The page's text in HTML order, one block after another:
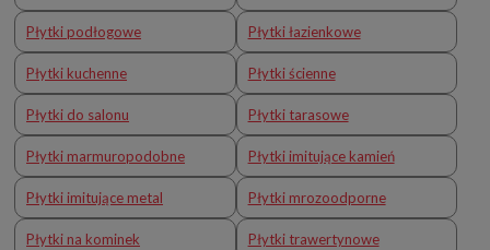
Płytki podłogowe Płytki łazienkowe
Płytki kuchenne Płytki ścienne
Płytki do salonu Płytki tarasowe
Płytki marmuropodobne Płytki imitujące kamień
Płytki imitujące metal Płytki mrozoodporne
Płytki na kominek Płytki trawertynowe